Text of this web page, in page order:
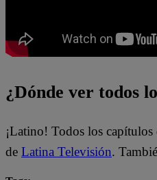
¿Dónde ver todos
¡Latino! Todos los capítulos
de Latina Televisión.